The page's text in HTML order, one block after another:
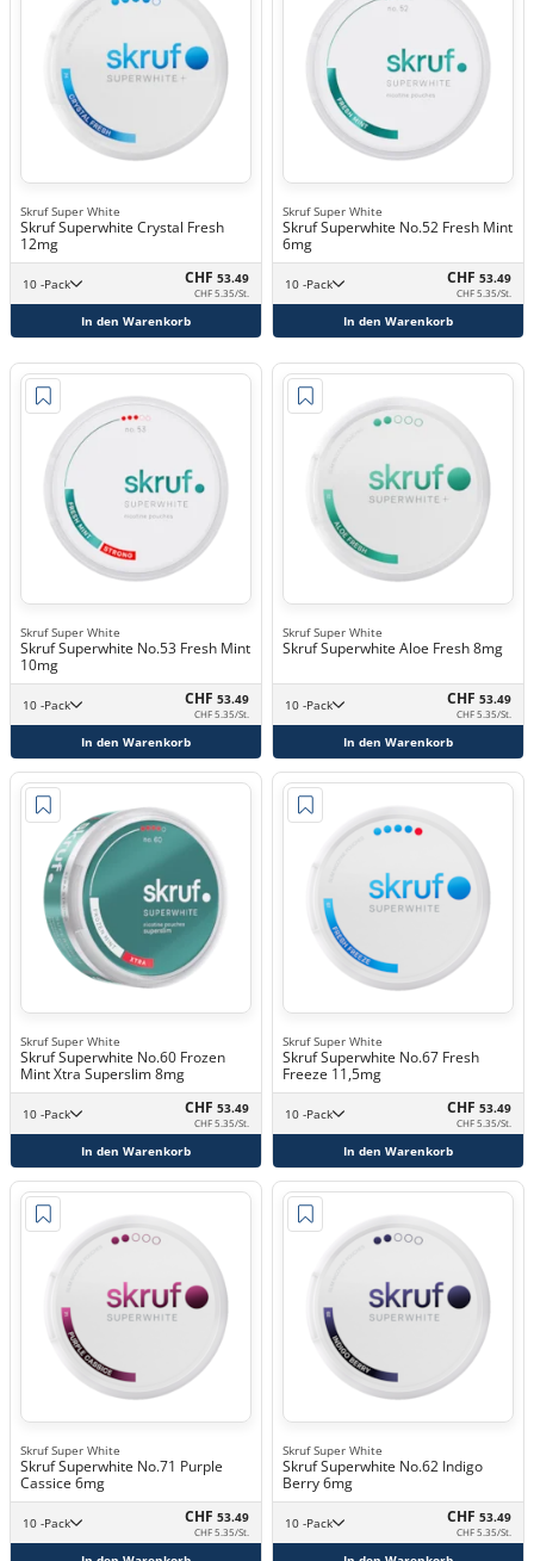
Skruf Super White
Skruf Superwhite Crystal Fresh
12mg
10 -Pack CHF 53.49
CHF 5.35/St.
In den Warenkorb
Skruf Super White
Skruf Superwhite No.52 Fresh Mint
6mg
10 -Pack CHF 53.49
CHF 5.35/St.
In den Warenkorb
Skruf Super White
Skruf Superwhite No.53 Fresh Mint
10mg
10 -Pack CHF 53.49
CHF 5.35/St.
In den Warenkorb
Skruf Super White
Skruf Superwhite Aloe Fresh 8mg
10 -Pack CHF 53.49
CHF 5.35/St.
In den Warenkorb
Skruf Super White
Skruf Superwhite No.60 Frozen
Mint Xtra Superslim 8mg
10 -Pack CHF 53.49
CHF 5.35/St.
In den Warenkorb
Skruf Super White
Skruf Superwhite No.67 Fresh
Freeze 11,5mg
10 -Pack CHF 53.49
CHF 5.35/St.
In den Warenkorb
Skruf Super White
Skruf Superwhite No.71 Purple
Cassice 6mg
10 -Pack CHF 53.49
CHF 5.35/St.
Skruf Super White
Skruf Superwhite No.62 Indigo
Berry 6mg
10 -Pack CHF 53.49
CHF 5.35/St.